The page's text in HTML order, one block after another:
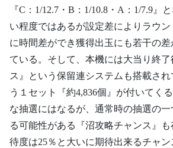
『C：1/12.7・B：1/10.8・A：1/7.9』
い程度ではあるが設定差によりラウ
に時間差ができ獲得出玉にも若干の
ている。そして、本機には大当り終
ス』という保留連システムも搭載さ
う１セット『約4,836個』が付いてく
な抽選にはなるが、通常時の抽選の
る可能性がある『沼攻略チャンス』
待度は25％と大いに期待出来るチャン